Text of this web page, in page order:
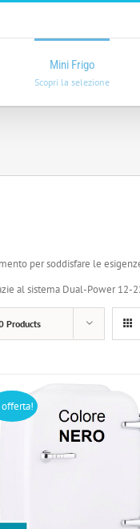
Mini Frigo
Scopri la selezione
per soddisfare le
al sistema Dual-Power 12-
Products